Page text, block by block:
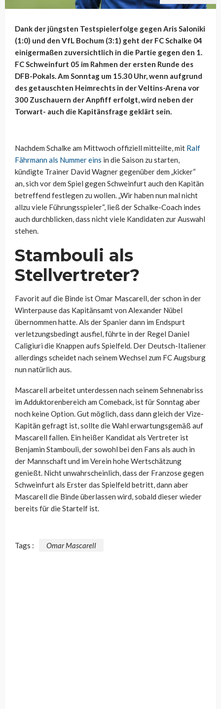
Dank der jüngsten Testspielerfolge gegen Aris Saloniki
(1:0) und den VfL Bochum (3:1) geht der FC Schalke 04
einigermaßen zuversichtlich in die Partie gegen den 1.
FC Schweinfurt 05 im Rahmen der ersten Runde des
DFB-Pokals. Am Sonntag um 15.30 Uhr, wenn aufgrund
des getauschten Heimrechts in der Veltins-Arena vor
300 Zuschauern der Anpfiff erfolgt, wird neben der
Torwart- auch die Kapitänsfrage geklärt sein.
Nachdem Schalke am Mittwoch offiziell mitteilte, mit Ralf
Fährmann als Nummer eins in die Saison zu starten,
kündigte Trainer David Wagner gegenüber dem „kicker“
an, sich vor dem Spiel gegen Schweinfurt auch den Kapitän
betreffend festlegen zu wollen. „Wir haben nun mal nicht
allzu viele Führungsspieler“, ließ der Schalke-Coach indes
auch durchblicken, dass nicht viele Kandidaten zur Auswahl
stehen.
Stambouli als
Stellvertreter?
Favorit auf die Binde ist Omar Mascarell, der schon in der
Winterpause das Kapitänsamt von Alexander Nübel
übernommen hatte. Als der Spanier dann im Endspurt
verletzungsbedingt ausfiel, führte in der Regel Daniel
Caligiuri die Knappen aufs Spielfeld. Der Deutsch-Italiener
allerdings scheidet nach seinem Wechsel zum FC Augsburg
nun natürlich aus.
Mascarell arbeitet unterdessen nach seinem Sehnenabriss
im Adduktorenbereich am Comeback, ist für Sonntag aber
noch keine Option. Gut möglich, dass dann gleich der Vize-
Kapitän gefragt ist, sollte die Wahl erwartungsgemäß auf
Mascarell fallen. Ein heißer Kandidat als Vertreter ist
Benjamin Stambouli, der sowohl bei den Fans als auch in
der Mannschaft und im Verein hohe Wertschätzung
genießt. Nicht unwahrscheinlich, dass der Franzose gegen
Schweinfurt als Erster das Spielfeld betritt, dann aber
Mascarell die Binde überlassen wird, sobald dieser wieder
bereits für die Startelf ist.
Tags : Omar Mascarell